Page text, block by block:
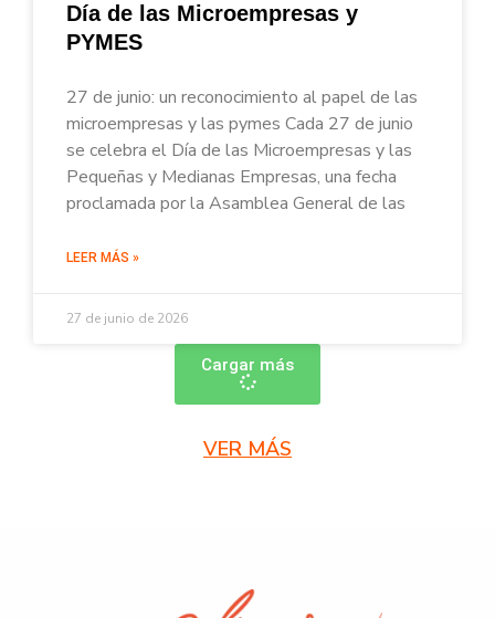
Día de las Microempresas y
PYMES
27 de junio: un reconocimiento al papel de las
microempresas y las pymes Cada 27 de junio
se celebra el Día de las Microempresas y las
Pequeñas y Medianas Empresas, una fecha
proclamada por la Asamblea General de las
LEER MÁS »
27 de junio de 2026
Cargar más
VER MÁS